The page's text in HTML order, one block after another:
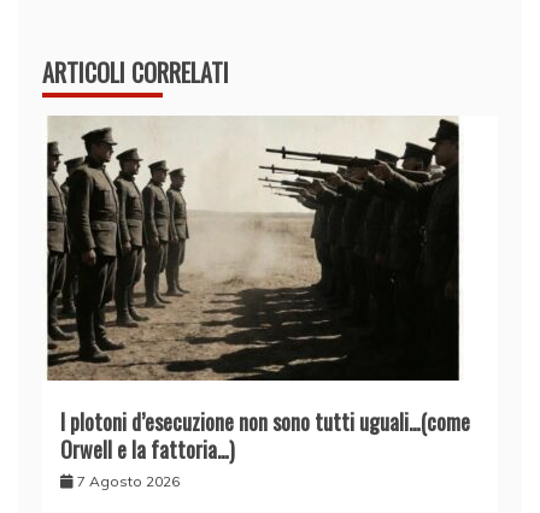
ARTICOLI CORRELATI
I plotoni d’esecuzione non sono tutti uguali…(come
Orwell e la fattoria…)
7 Agosto 2026